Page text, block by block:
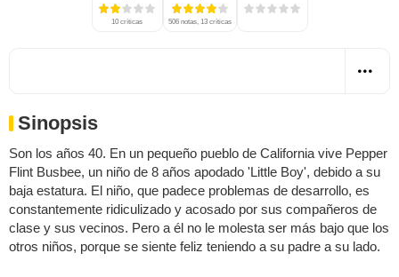
10 críticas 506 notas, 13 críticas
Sinopsis
Son los años 40. En un pequeño pueblo de California vive Pepper
Flint Busbee, un niño de 8 años apodado 'Little Boy', debido a su
baja estatura. El niño, que padece problemas de desarrollo, es
constantemente ridiculizado y acosado por sus compañeros de
clase y sus vecinos. Pero a él no le molesta ser más bajo que los
otros niños, porque se siente feliz teniendo a su padre a su lado.